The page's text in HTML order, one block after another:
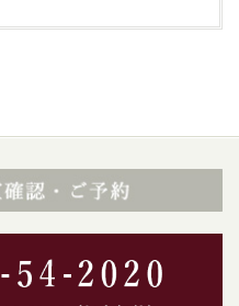
ス（事前予約制）